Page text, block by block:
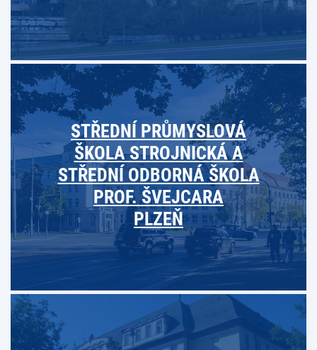
STŘEDNÍ PRŮMYSLOVÁ
ŠKOLA STROJNICKÁ A
STŘEDNÍ ODBORNÁ ŠKOLA
PROF. ŠVEJCARA
PLZEŇ